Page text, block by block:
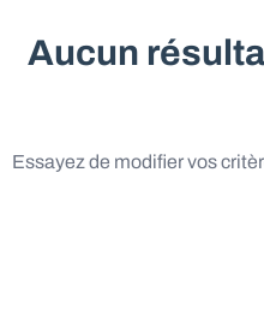
Aucun
Essayez de modifier vos